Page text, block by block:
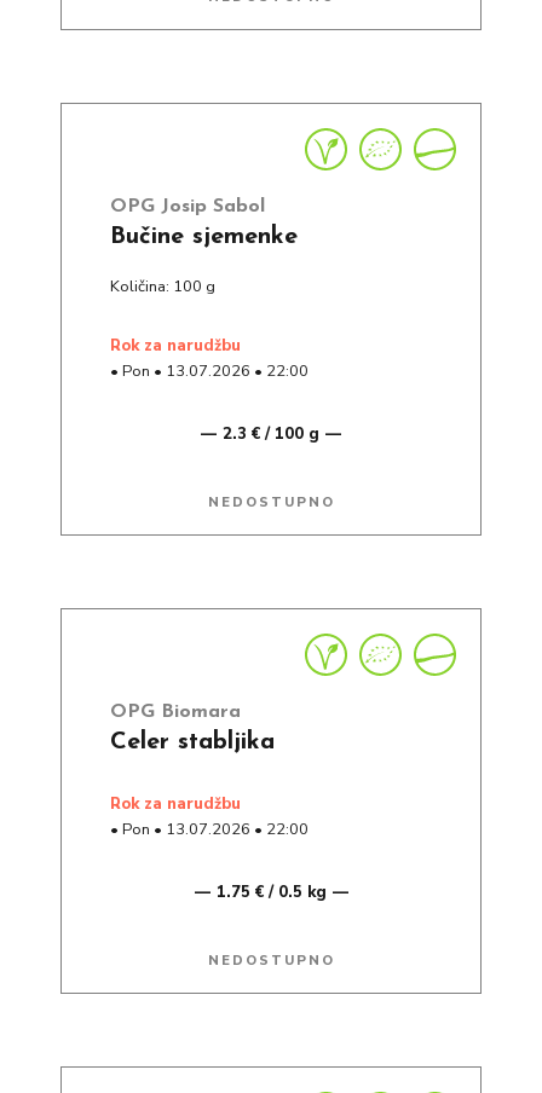
OPG Josip Sabol
Bučine sjemenke
Količina: 100 g
rok za narudžbu
• Pon • 13.07.2026 • 22:00
2.3 € / 100 g
NEDOSTUPNO
OPG Biomara
Celer stabljika
rok za narudžbu
• Pon • 13.07.2026 • 22:00
1.75 € / 0.5 kg
NEDOSTUPNO